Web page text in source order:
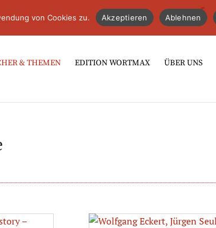
& THEMEN EDITION WORTMAX ÜBER UNS
von Cookies zu. Akzeptieren Ablehnen